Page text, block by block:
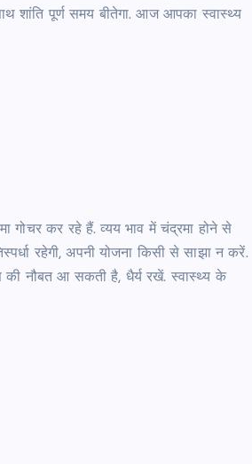
शांति पूर्ण समय बीतेगा. आज आपका स्वास्थ्य
गोचर कर रहे हैं. व्यय भाव में चंद्रमा होने से
रहेगी, अपनी योजना किसी से साझा न करें.
नौबत आ सकती है, धैर्य रखें. स्वास्थ्य के